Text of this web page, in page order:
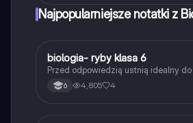
genetycznego w komórkach
Najpopularniejsze notatki z
BBiologia
biologia- ryby klasa 6
Przed odpowiedzią ustnią idealny
6 4,805 4